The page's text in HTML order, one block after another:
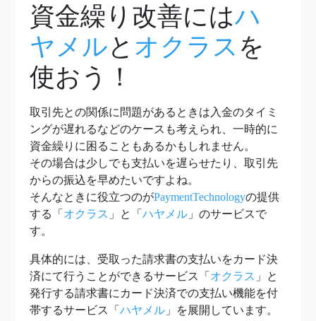
資金繰り改善にはハ
ヤメルと オクラス を
使おう！
取引先との関係に問題があるときは入金のタイミ
ングが遅れるなどのケースも考えられ、一時的に
資金繰りに困ることもあるかもしれません。
その場合は少しでも支払いを遅らせたり、取引先
からの振込を早めたいですよね。
そんなときに役立つのがPaymentTechnologyの提供
する「 オクラス 」と「 ハヤメル 」のサービスで
す。
具体的には、受取った請求書の支払いをカード決
済にて行うことができるサービス「 オクラス 」と
発行する請求書にカード決済での支払い機能を付
帯するサービス「 ハヤメル 」を展開しています。